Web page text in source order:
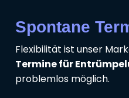
Spontane
Flexibilität ist unser
Termine für
problemlos möglich.